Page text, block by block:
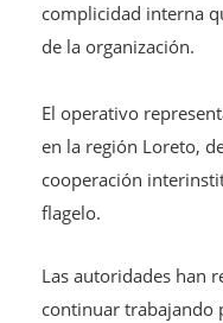
complicidad interna
de la organización.
El operativo
en la región Loreto,
cooperación
flagelo.
Las autoridades han
continuar trabajando